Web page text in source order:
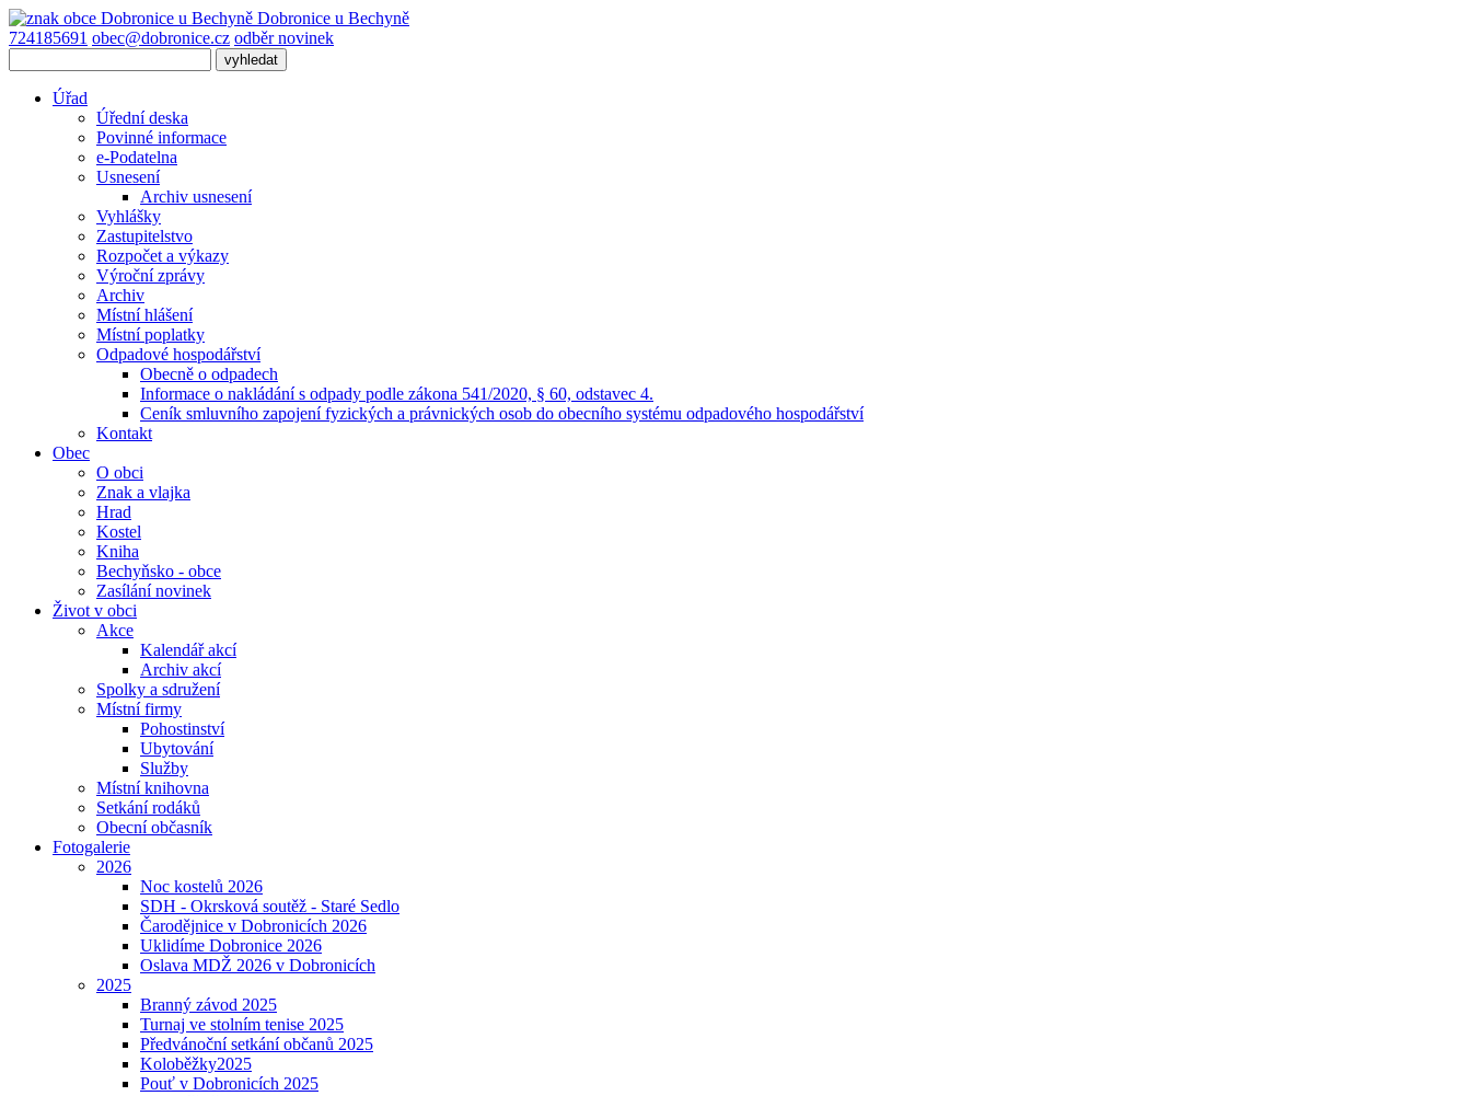
Dobronice u Bechyně
724185691 obec@dobronice.cz odběr novinek
Úřad
Úřední deska
Povinné informace
e-Podatelna
Usnesení
Archiv usnesení
Vyhlášky
Zastupitelstvo
Rozpočet a výkazy
Výroční zprávy
Archiv
Místní hlášení
Místní poplatky
Odpadové hospodářství
Obecně o odpadech
Informace o nakládání s odpady podle zákona 541/2020, § 60, odstavec 4.
Ceník smluvního zapojení fyzických a právnických osob do obecního systému odpadového hospodářství
Kontakt
Obec
O obci
Znak a vlajka
Hrad
Kostel
Kniha
Bechyňsko - obce
Zasílání novinek
Život v obci
Akce
Kalendář akcí
Archiv akcí
Spolky a sdružení
Místní firmy
Pohostinství
Ubytování
Služby
Místní knihovna
Setkání rodáků
Obecní občasník
Fotogalerie
2026
Noc kostelů 2026
SDH - Okrsková soutěž - Staré Sedlo
Čarodějnice v Dobronicích 2026
Uklidíme Dobronice 2026
Oslava MDŽ 2026 v Dobronicích
2025
Branný závod 2025
Turnaj ve stolním tenise 2025
Předvánoční setkání občanů 2025
Koloběžky2025
Pouť v Dobronicích 2025